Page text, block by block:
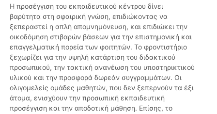
Η προσέγγιση του εκπαιδευτικού κέντρου δίνει
βαρύτητα στη σφαιρική γνώση, επιδιώκοντας να
ξεπεραστεί η απλή απομνημόνευση, και επιδιώκει την
οικοδόμηση στιβαρών βάσεων για την επιστημονική και
επαγγελματική πορεία των φοιτητών. Το φροντιστήριο
ξεχωρίζει για την υψηλή κατάρτιση του διδακτικού
προσωπικού, την τακτική ανανέωση του υποστηρικτικού
υλικού και την προσφορά δωρεάν συγγραμμάτων. Οι
ολιγομελείς ομάδες μαθητών, που δεν ξεπερνούν τα έξι
άτομα, ενισχύουν την προσωπική εκπαιδευτική
προσέγγιση και την αποδοτική μάθηση. Επίσης, το